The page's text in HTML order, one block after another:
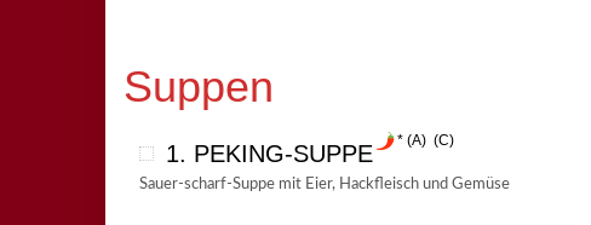
Suppen
1. PEKING-SUPPE A C
Sauer-scharf-Suppe mit Eier, Hackfleisch und Gemüse